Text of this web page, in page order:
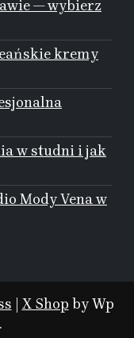
— wybierz
kremy
w studni i jak
Mody Vena w
X Shop by Wp